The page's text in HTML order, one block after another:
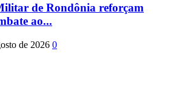
de Rondônia reforçam
ao...
de 2026 0